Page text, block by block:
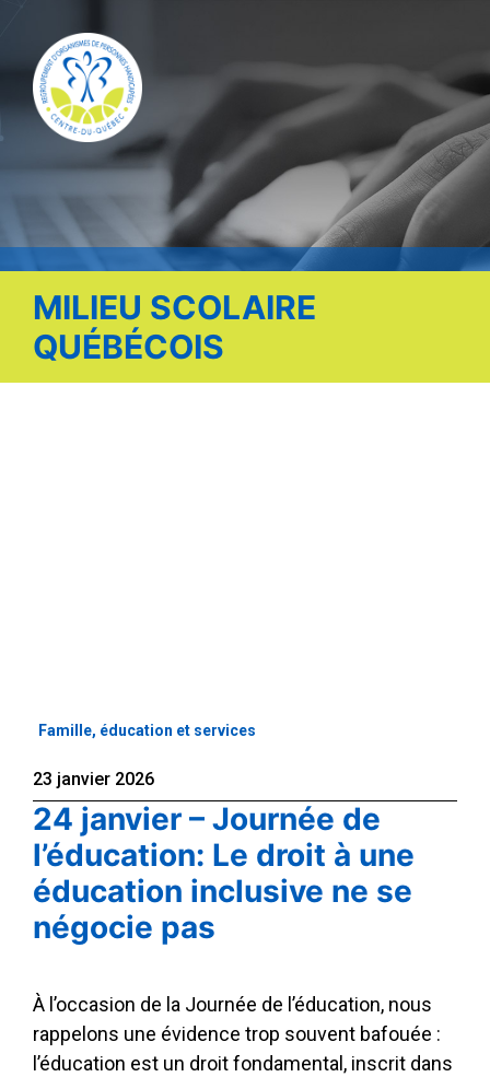
Offre d’emploi
Facebook
MILIEU SCOLAIRE
QUÉBÉCOIS
Famille, éducation et services
23 janvier 2026
24 janvier – Journée de
l’éducation: Le droit à une
éducation inclusive ne se
négocie pas
À l’occasion de la Journée de l’éducation, nous
rappelons une évidence trop souvent bafouée :
l’éducation est un droit fondamental, inscrit dans